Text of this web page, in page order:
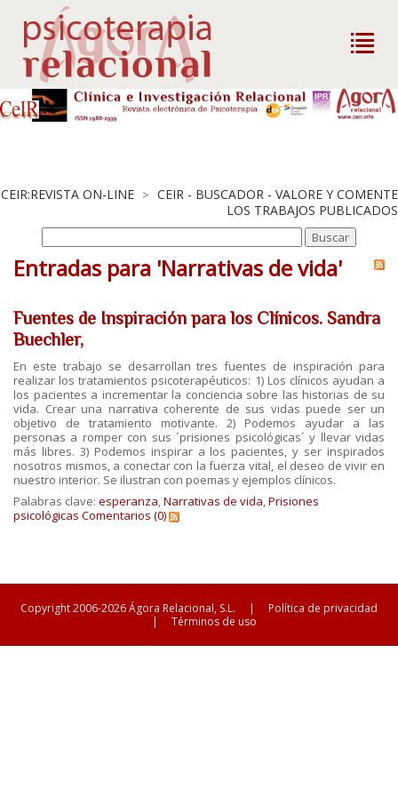
CEIR:REVISTA ON-LINE > CEIR - BUSCADOR - VALORE Y COMENTE
LOS TRABAJOS PUBLICADOS
Entradas para 'Narrativas de vida'
Fuentes de Inspiración para los Clínicos. Sandra
Buechler,
En este trabajo se desarrollan tres fuentes de inspiración para
realizar los tratamientos psicoterapéuticos: 1) Los clínicos ayudan a
los pacientes a incrementar la conciencia sobre las historias de su
vida. Crear una narrativa coherente de sus vidas puede ser un
objetivo de tratamiento motivante. 2) Podemos ayudar a las
personas a romper con sus ´prisiones psicológicas´ y llevar vidas
más libres. 3) Podemos inspirar a los pacientes, y ser inspirados
nosotros mismos, a conectar con la fuerza vital, el deseo de vivir en
nuestro interior. Se ilustran con poemas y ejemplos clínicos.
Palabras clave: esperanza,Narrativas de vida,Prisiones
psicológicas Comentarios (0)
Copyright 2006-2026 Ágora Relacional, S.L. |
Política de privacidad
|
Términos de uso